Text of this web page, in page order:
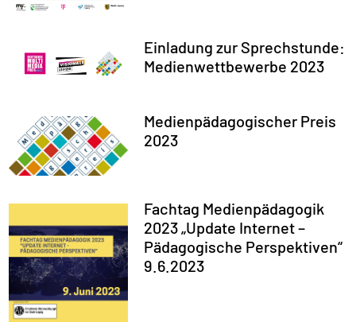
Einladung zur Sprechstunde:
Medienwettbewerbe 2023
Medienpädagogischer Preis
2023
Fachtag Medienpädagogik
2023 „Update Internet –
Pädagogische Perspektiven“
9.6.2023